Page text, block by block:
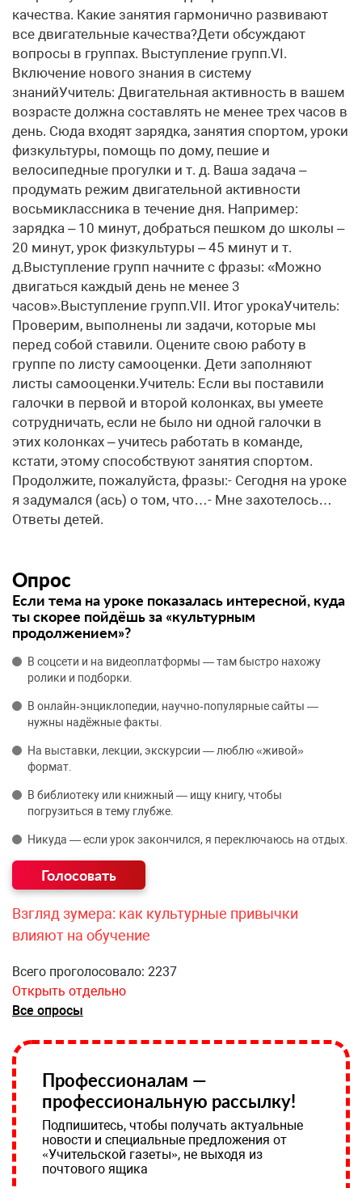
качества. Какие занятия гармонично развивают
все двигательные качества?Дети обсуждают
вопросы в группах. Выступление групп.VI.
Включение нового знания в систему
знанийУчитель: Двигательная активность в вашем
возрасте должна составлять не менее трех часов в
день. Сюда входят зарядка, занятия спортом, уроки
физкультуры, помощь по дому, пешие и
велосипедные прогулки и т. д. Ваша задача –
продумать режим двигательной активности
восьмиклассника в течение дня. Например:
зарядка – 10 минут, добраться пешком до школы –
20 минут, урок физкультуры – 45 минут и т.
д.Выступление групп начните с фразы: «Можно
двигаться каждый день не менее 3
часов».Выступление групп.VII. Итог урокаУчитель:
Проверим, выполнены ли задачи, которые мы
перед собой ставили. Оцените свою работу в
группе по листу самооценки. Дети заполняют
листы самооценки.Учитель: Если вы поставили
галочки в первой и второй колонках, вы умеете
сотрудничать, если не было ни одной галочки в
этих колонках – учитесь работать в команде,
кстати, этому способствуют занятия спортом.
Продолжите, пожалуйста, фразы:- Сегодня на уроке
я задумался (ась) о том, что…- Мне захотелось…
Ответы детей.
Опрос
Если тема на уроке показалась интересной, куда
ты скорее пойдёшь за «культурным
продолжением»?
В соцсети и на видеоплатформы — там быстро нахожу
ролики и подборки.
В онлайн‑энциклопедии, научно‑популярные сайты —
нужны надёжные факты.
На выставки, лекции, экскурсии — люблю «живой»
формат.
В библиотеку или книжный — ищу книгу, чтобы
погрузиться в тему глубже.
Никуда — если урок закончился, я переключаюсь на отдых.
Взгляд зумера: как культурные привычки
влияют на обучение
Всего проголосовало: 2237
Открыть отдельно
Все опросы
Профессионалам —
профессиональную рассылку!
Подпишитесь, чтобы получать актуальные
новости и специальные предложения от
«Учительской газеты», не выходя из
почтового ящика